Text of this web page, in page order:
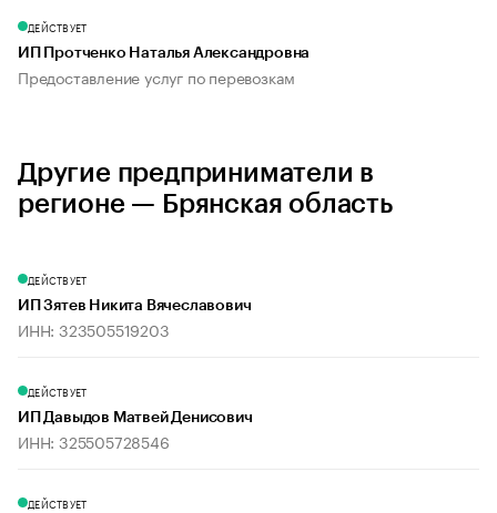
ДЕЙСТВУЕТ
ИП Протченко Наталья Александровна
Предоставление услуг по перевозкам
Другие предприниматели в
регионе — Брянская область
ДЕЙСТВУЕТ
ИП Зятев Никита Вячеславович
ИНН: 323505519203
ДЕЙСТВУЕТ
ИП Давыдов Матвей Денисович
ИНН: 325505728546
ДЕЙСТВУЕТ